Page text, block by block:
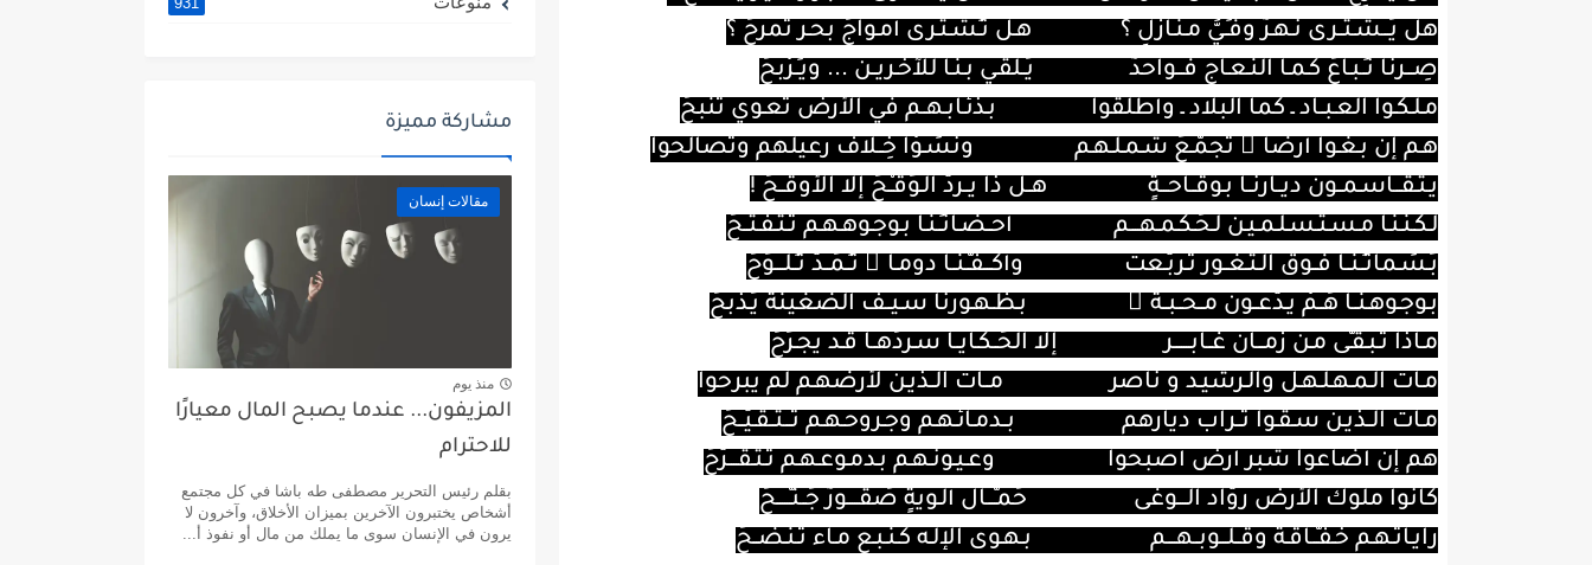
هل يُـــشـتــرى نـهـرٌ وفـَـيُّ مـنـازلٍ ؟
هـل تـُشـتـرى أمـواجُ بحـر تمرحُ ؟
صِـــرنا نـُـبـاعُ كـمـا النـعـاج فـــواحدٌ
يُــلقـي بـنـا للآخـريــن ... ويـَـرْبحُ
مـلـكـوا العـبــاد ـ كما البلاد ـ وأطلقوا
بـذئـابـهــم في الأرض تعـوي تنبحُ
هـم إن بـغـوا أرضا ً تجمَّـعَ شـمـلـهـم
ونسَـوْا خِــلاف رعيلهم وتصالحوا
يـتـقـــاسـمــون ديــارنــا بـوقــاحـــةٍ
هــل ذا يــردُّ الـوَقـْـحَ إلا الأوقــحُ !
لـكـنـنـا مـسـتـسـلـمـيـن لـحُـكـمـهــــم
أحــضـانـُـنـا بـوجـوهـهـم تـتـفـتــحُ
بَـسَـماتـُـنــا فــوق الـثـغــور تـربَّـعتْ
وأكـــفـُّـنــا دومـا ً تـُـمَــدُّ تـُـلــــوِّحُ
بـوجـوهـنــا هُــمْ يـدَّعــون مــحــبــة ً
بـظـهـورنا سـيــف الضغينة يَـذبحُ
مـاذا تـبـقـَّى مـن زمـــان غــابـــــــر
إلا الحَــكـايــا سـردُهــا قـد يجـرَحُ
مـات الـمـهـلـهـل والـرشيـد و ناصر
مــات الــذيـن لأرضهـم لم يبرحوا
مـات الــذيـن سـقـوا تــراب ديارهم
بــدمـائـهـم وجـروحـهـم تـــتــقـيّــحُ
هم إن أضاعوا شبر أرض أصبحوا
وعـيـونـهـم بـدمـوعـهـم تـتـقــــرَّحُ
كانوا ملوك الأرض روّاد الــــوغى
حُمـَّـــال ألـويةٍ صُقـــــورٌ جُــنـَّـــــحُ
رايـاتـهـم خـفـَّــاقـة وقــلـــوبــهــــم
بـهـوى الإلـه كـنـبـع مـاء تـنـضــحُ
مشاركة مميزة
مقالات إنسان
منذ يوم
المزيفون... عندما يصبح المال معيارًا
للاحترام
بقلم رئيس التحرير مصطفى طه باشا في كل مجتمع
أشخاص يختبرون الآخرين بميزان الأخلاق، وآخرون لا
يرون في الإنسان سوى ما يملك من مال أو نفوذ أ...